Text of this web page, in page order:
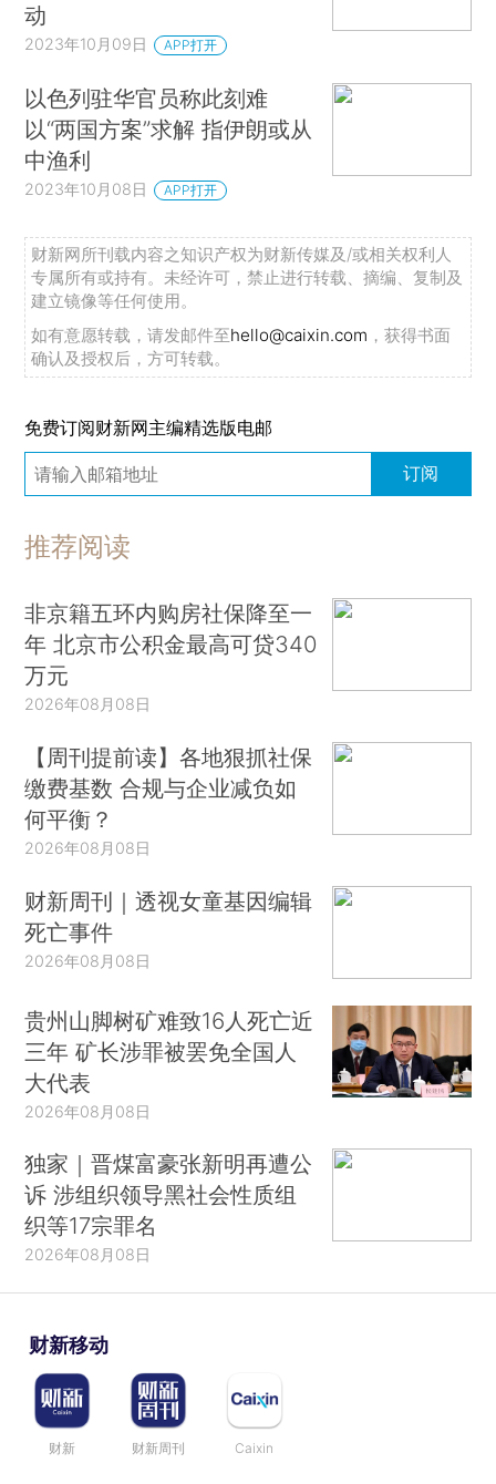
动
2023年10月09日 APP打开
以色列驻华官员称此刻难
以“两国方案”求解 指伊朗或从
中渔利
2023年10月08日 APP打开
财新网所刊载内容之知识产权为财新传媒及/或相关权利人
专属所有或持有。未经许可，禁止进行转载、摘编、复制及
建立镜像等任何使用。
如有意愿转载，请发邮件至hello@caixin.com ，获得书面
确认及授权后，方可转载。
免费订阅财新网主编精选版电邮
订阅
推荐阅读
非京籍五环内购房社保降至一
年 北京市公积金最高可贷340
万元
2026年08月08日
【周刊提前读】各地狠抓社保
缴费基数 合规与企业减负如
何平衡？
2026年08月08日
财新周刊｜透视女童基因编辑
死亡事件
2026年08月08日
贵州山脚树矿难致16人死亡近
三年 矿长涉罪被罢免全国人
大代表
2026年08月08日
独家｜晋煤富豪张新明再遭公
诉 涉组织领导黑社会性质组
织等17宗罪名
2026年08月08日
财新移动
财新 财新周刊 Caixin